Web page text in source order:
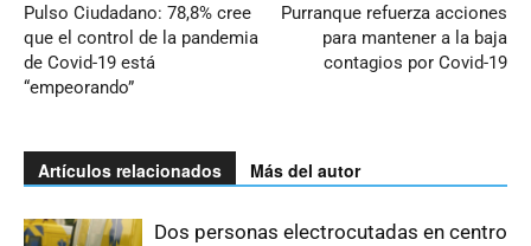
Pulso Ciudadano: 78,8% cree
que el control de la pandemia
de Covid-19 está
“empeorando”
Purranque refuerza acciones
para mantener a la baja
contagios por Covid-19
Artículos relacionados Más del autor
Dos personas electrocutadas en centro